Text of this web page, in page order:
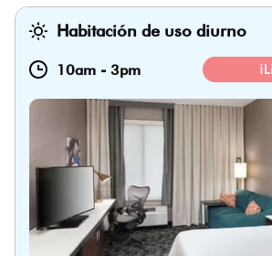
Habitación de uso diurno
10am - 3pm